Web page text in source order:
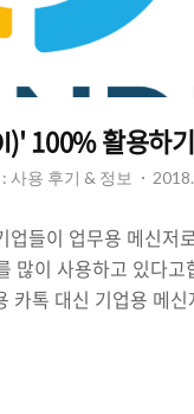
100% 활용하
사용 후기 & 정보
업들이 업무용 메신저
많이 사용하고 있다고
카톡 대신 기업용 메
에는 여러가지가 있겠지